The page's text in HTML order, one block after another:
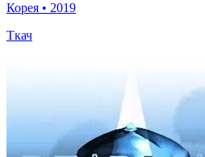
Корея • 2019
Ткач